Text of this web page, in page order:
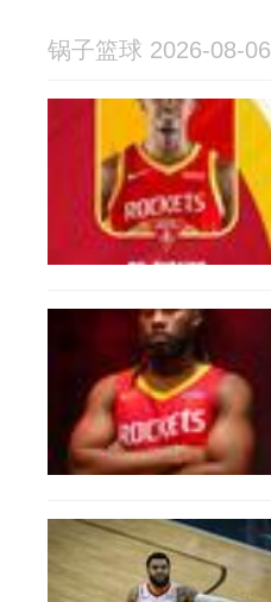
锅子篮球 2026-08-06